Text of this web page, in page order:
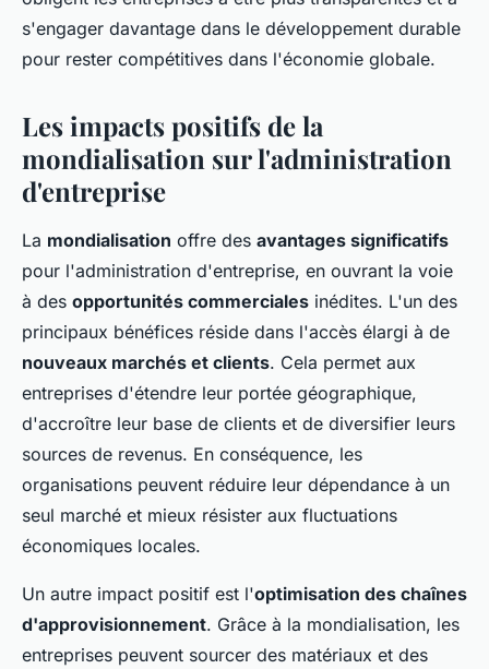
s'engager davantage dans le développement durable
pour rester compétitives dans l'économie globale.
Les impacts positifs de la
mondialisation sur l'administration
d'entreprise
La mondialisation offre des avantages significatifs
pour l'administration d'entreprise, en ouvrant la voie
à des opportunités commerciales inédites. L'un des
principaux bénéfices réside dans l'accès élargi à de
nouveaux marchés et clients. Cela permet aux
entreprises d'étendre leur portée géographique,
d'accroître leur base de clients et de diversifier leurs
sources de revenus. En conséquence, les
organisations peuvent réduire leur dépendance à un
seul marché et mieux résister aux fluctuations
économiques locales.
Un autre impact positif est l'optimisation des chaînes
d'approvisionnement. Grâce à la mondialisation, les
entreprises peuvent sourcer des matériaux et des